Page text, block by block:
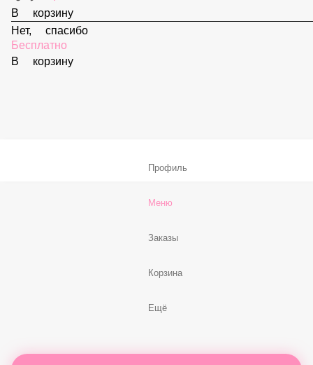
В корзину
Соус «Ореховый»
59 ₽
В корзину
Профиль